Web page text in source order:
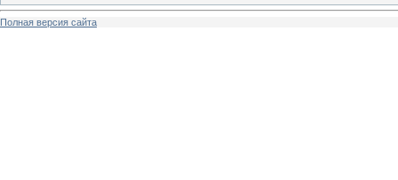
Полная версия сайта